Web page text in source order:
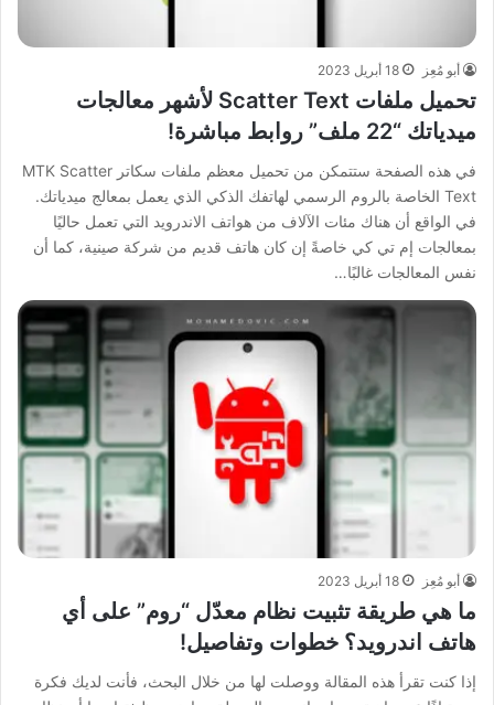
أبو مُعِز 18 أبريل 2023
تحميل ملفات Scatter Text لأشهر معالجات
ميدياتك “22 ملف” روابط مباشرة!
في هذه الصفحة ستتمكن من تحميل معظم ملفات سكاتر MTK Scatter
Text الخاصة بالروم الرسمي لهاتفك الذكي الذي يعمل بمعالج ميدياتك.
في الواقع أن هناك مئات الآلاف من هواتف الاندرويد التي تعمل حاليًا
بمعالجات إم تي كي خاصةً إن كان هاتف قديم من شركة صينية، كما أن
نفس المعالجات غالبًا…
أبو مُعِز 18 أبريل 2023
ما هي طريقة تثبيت نظام معدّل “روم” على أي
هاتف اندرويد؟ خطوات وتفاصيل!
إذا كنت تقرأ هذه المقالة ووصلت لها من خلال البحث، فأنت لديك فكرة